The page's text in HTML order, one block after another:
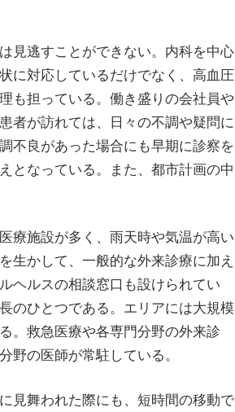
見逃すことができない。内科を中心
に対応しているだけでなく、高血圧
も担っている。働き盛りの会社員や
者が訪れては、日々の不調や疑問に
不良があった場合にも早期に診察を
となっている。また、都市計画の中
療施設が多く、雨天時や気温が高い
生かして、一般的な外来診療に加え
ヘルスの相談窓口も設けられてい
のひとつである。エリアには大規模
。救急医療や各専門分野の外来診
の医師が常駐している。
見舞われた際にも、短時間の移動で